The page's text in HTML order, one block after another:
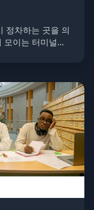
정차하는 곳을 의
이는 터미널과